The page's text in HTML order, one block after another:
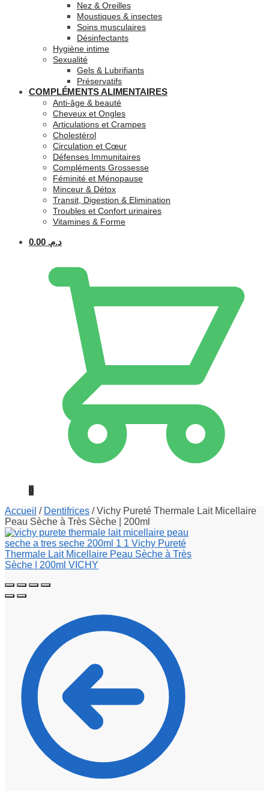
Nez & Oreilles
Moustiques & insectes
Soins musculaires
Désinfectants
Hygiène intime
Sexualité
Gels & Lubrifiants
Préservatifs
COMPLÉMENTS ALIMENTAIRES
Anti-âge & beauté
Cheveux et Ongles
Articulations et Crampes
Cholestérol
Circulation et Cœur
Défenses Immunitaires
Compléments Grossesse
Féminité et Ménopause
Minceur & Détox
Transit, Digestion & Elimination
Troubles et Confort urinaires
Vitamines & Forme
د.م. 0.00
0
Accueil / Dentifrices /Vichy Pureté Thermale Lait Micellaire
Peau Sèche à Très Sèche | 200ml